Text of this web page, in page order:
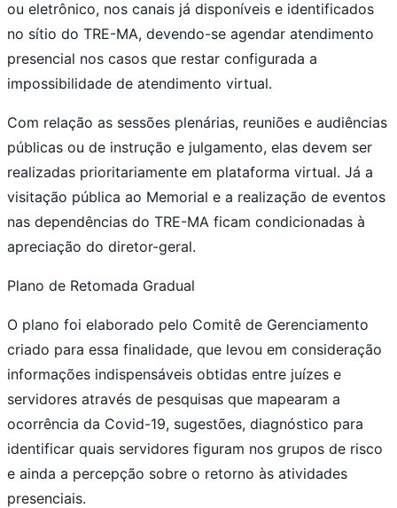
ou eletrônico, nos canais já disponíveis e identificados
no sítio do TRE-MA, devendo-se agendar atendimento
presencial nos casos que restar configurada a
impossibilidade de atendimento virtual.
Com relação as sessões plenárias, reuniões e audiências
públicas ou de instrução e julgamento, elas devem ser
realizadas prioritariamente em plataforma virtual. Já a
visitação pública ao Memorial e a realização de eventos
nas dependências do TRE-MA ficam condicionadas à
apreciação do diretor-geral.
Plano de Retomada Gradual
O plano foi elaborado pelo Comitê de Gerenciamento
criado para essa finalidade, que levou em consideração
informações indispensáveis obtidas entre juízes e
servidores através de pesquisas que mapearam a
ocorrência da Covid-19, sugestões, diagnóstico para
identificar quais servidores figuram nos grupos de risco
e ainda a percepção sobre o retorno às atividades
presenciais.